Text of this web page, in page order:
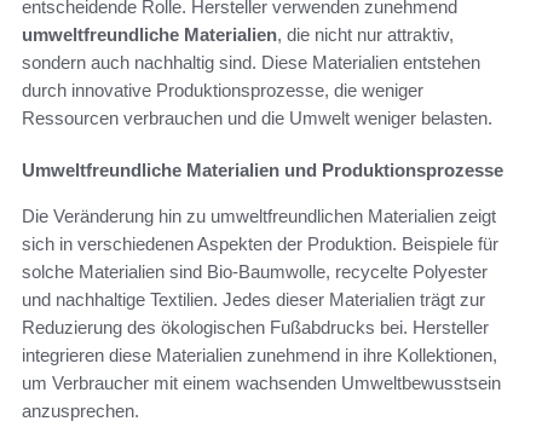
entscheidende Rolle. Hersteller verwenden zunehmend
umweltfreundliche Materialien, die nicht nur attraktiv,
sondern auch nachhaltig sind. Diese Materialien entstehen
durch innovative Produktionsprozesse, die weniger
Ressourcen verbrauchen und die Umwelt weniger belasten.
Umweltfreundliche Materialien und Produktionsprozesse
Die Veränderung hin zu umweltfreundlichen Materialien zeigt
sich in verschiedenen Aspekten der Produktion. Beispiele für
solche Materialien sind Bio-Baumwolle, recycelte Polyester
und nachhaltige Textilien. Jedes dieser Materialien trägt zur
Reduzierung des ökologischen Fußabdrucks bei. Hersteller
integrieren diese Materialien zunehmend in ihre Kollektionen,
um Verbraucher mit einem wachsenden Umweltbewusstsein
anzusprechen.